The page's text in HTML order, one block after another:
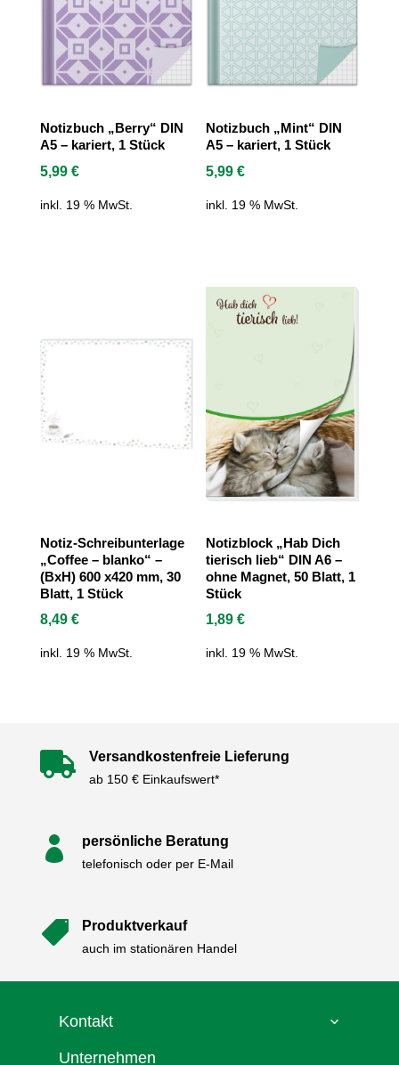
Notizbuch „Berry“ DIN
A5 – kariert, 1 Stück
5,99 €
inkl. 19 % MwSt.
Notizbuch „Mint“ DIN
A5 – kariert, 1 Stück
5,99€
inkl. 19 % MwSt.
Notiz-Schreibunterlage
„Coffee – blanko“ –
(BxH) 600 x420 mm, 30
Blatt, 1 Stück
8,49 €
inkl. 19 % MwSt.
Notizblock „Hab Dich
tierisch lieb“ DIN A6 –
ohne Magnet, 50 Blatt, 1
Stück
1,89€
inkl. 19 % MwSt.
 Versandkostenfreie Lieferung
ab 150 € Einkaufswert*
 persönliche Beratung
telefonisch oder per E-Mail
 Produktverkauf
auch im stationären Handel
Kontakt
Unternehmen